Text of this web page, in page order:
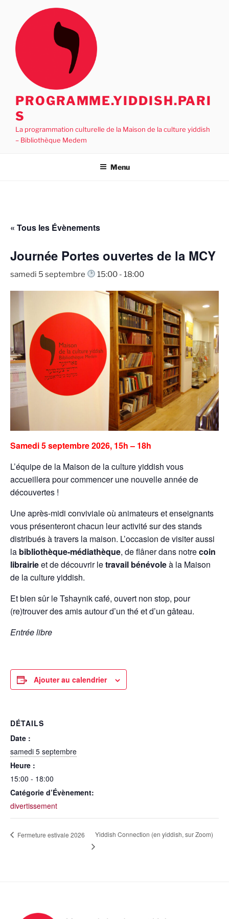
contenu
principal
PROGRAMME.YIDDISH.PARI
S
La programmation culturelle de la Maison de la culture yiddish
– Bibliothèque Medem
Menu
« Tous les Évènements
Journée Portes ouvertes de la MCY
samedi 5 septembre 15:00 -18:00
Samedi 5 septembre 2026, 15h – 18h
L’équipe de la Maison de la culture yiddish vous
accueillera pour commencer une nouvelle année de
découvertes !
Une après-midi conviviale où animateurs et enseignants
vous présenteront chacun leur activité sur des stands
distribués à travers la maison. L’occasion de visiter aussi
la bibliothèque-médiathèque, de flâner dans notrecoin
librairieet de découvrir letravail bénévoleà la Maison
de la culture yiddish.
Et bien sûr le Tshaynik café, ouvert non stop, pour
(re)trouver des amis autour d’un thé et d’un gâteau.
Entrée libre
Ajouter au calendrier
DÉTAILS
Date :
samedi 5 septembre
Heure :
15:00 - 18:00
Catégorie d’Évènement:
divertissement
Fermeture estivale 2026 Yiddish Connection (en yiddish, sur Zoom)